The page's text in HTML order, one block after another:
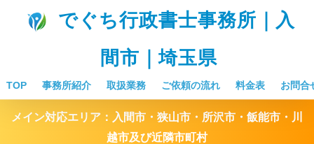
でぐち行政書士事務所｜入
間市｜埼玉県
TOP 事務所紹介 取扱業務 ご依頼の流れ 料金表 お問合
メイン対応エリア：入間市・狭山市・所沢市・飯能市・川
越市及び近隣市町村